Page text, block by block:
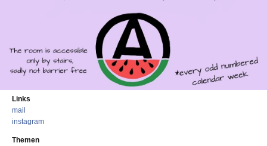
Links
mail
instagram
Themen